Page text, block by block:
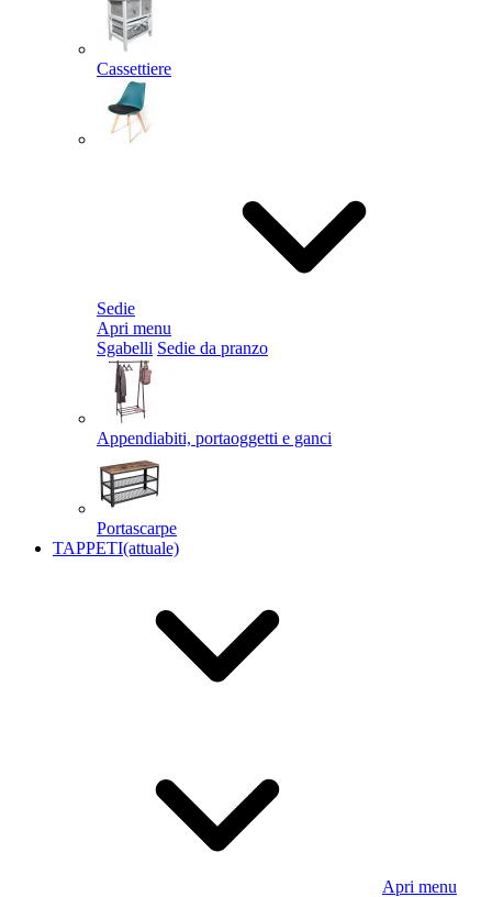
Cassettiere
Sedie
Apri menu
Sgabelli Sedie da pranzo
Appendiabiti, portaoggetti e ganci
Portascarpe
TAPPETI(attuale)
Apri menu